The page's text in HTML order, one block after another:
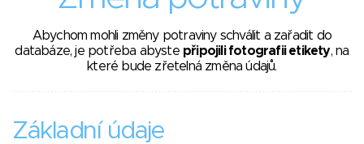
Abychom mohli změny potraviny schválit a zařadit do
databáze, je potřeba abyste připojili fotografii etikety, na
které bude zřetelná změna údajů.
Základní údaje